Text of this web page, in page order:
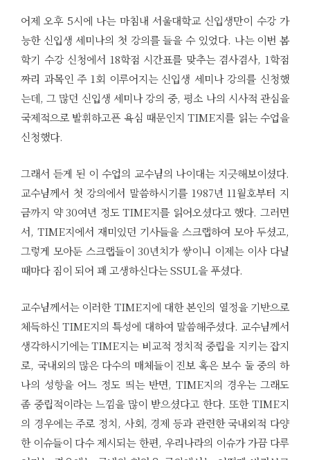
어제 오후 5시에 나는 마침내 서울대학교 신입생만이 수강 가
능한 신입생 세미나의 첫 강의를 들을 수 있었다. 나는 이번 봄
학기 수강 신청에서 18학점 시간표를 맞추는 겸사겸사, 1학점
짜리 과목인 주 1회 이루어지는 신입생 세미나 강의를 신청했
는데, 그 많던 신입생 세미나 강의 중, 평소 나의 시사적 관심을
국제적으로 발휘하고픈 욕심 때문인지 TIME지를 읽는 수업을
신청했다.
그래서 듣게 된 이 수업의 교수님의 나이대는 지긋해보이셨다.
교수님께서 첫 강의에서 말씀하시기를 1987년 11월호부터 지
금까지 약 30여년 정도 TIME지를 읽어오셨다고 했다. 그러면
서, TIME지에서 재미있던 기사들을 스크랩하여 모아 두셨고,
그렇게 모아둔 스크랩들이 30년치가 쌓이니 이제는 이사 다닐
때마다 짐이 되어 꽤 고생하신다는 SSUL을 푸셨다.
교수님께서는 이러한 TIME지에 대한 본인의 열정을 기반으로
체득하신 TIME지의 특성에 대하여 말씀해주셨다. 교수님께서
생각하시기에는 TIME지는 비교적 정치적 중립을 지키는 잡지
로, 국내외의 많은 다수의 매체들이 진보 혹은 보수 둘 중의 하
나의 성향을 어느 정도 띄는 반면, TIME지의 경우는 그래도
좀 중립적이라는 느낌을 많이 받으셨다고 한다. 또한 TIME지
의 경우에는 주로 정치, 사회, 경제 등과 관련한 국내외적 다양
한 이슈들이 다수 제시되는 한편, 우리나라의 이슈가 가끔 다루